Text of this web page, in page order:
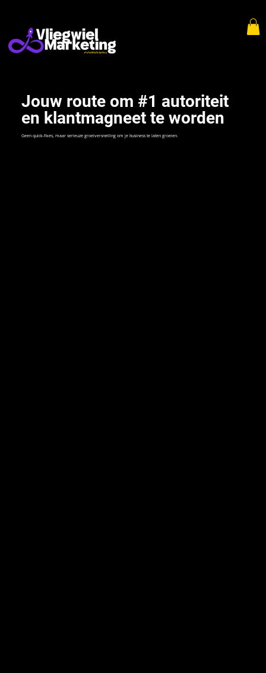
Jouw route om #1 autoriteit
en klantmagneet te worden
Geen quick-fixes, maar serieuze groeiversnelling om je business te laten groeien.